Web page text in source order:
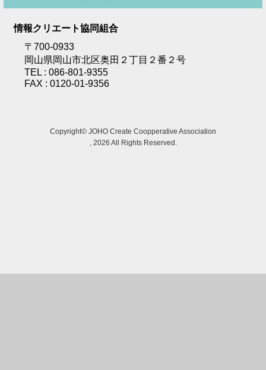
情報クリエート協同組合
〒700-0933
岡山県岡山市北区奥田２丁目２番２号
TEL : 086-801-9355
FAX : 0120-01-9356
Copyright© JOHO Create Coopperative Association
, 2026 All Rights Reserved.